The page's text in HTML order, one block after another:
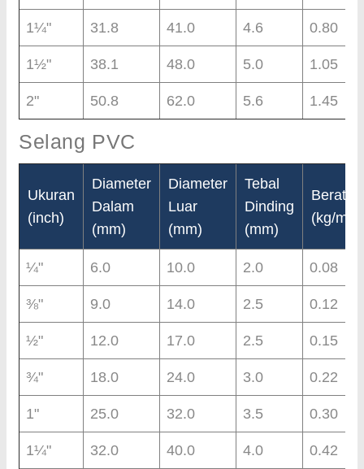
1¼" 31.8 41.0 4.6 0.80
1½" 38.1 48.0 5.0 1.05
2" 50.8 62.0 5.6 1.45
Selang PVC
Ukuran
(inch)
Diameter
Dalam
(mm)
Diameter
Luar
(mm)
Tebal
Dinding
(mm)
Berat
(kg/m)
¼" 6.0 10.0 2.0 0.08
⅜" 9.0 14.0 2.5 0.12
½" 12.0 17.0 2.5 0.15
¾" 18.0 24.0 3.0 0.22
1" 25.0 32.0 3.5 0.30
1¼" 32.0 40.0 4.0 0.42